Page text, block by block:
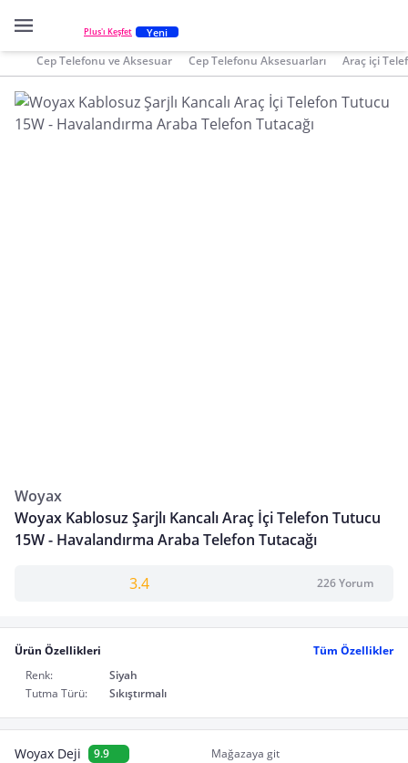
Plus'ı Keşfet Yeni
Cep Telefonu ve Aksesuar Cep Telefonu Aksesuarları Araç içi
Woyax
Woyax Kablosuz Şarjlı Kancalı Araç İçi Telefon Tutucu
15W - Havalandırma Araba Telefon Tutacağı
3.4 226 Yorum
Ürün Özellikleri
Tüm Özellikler
Renk:
Siyah
Tutma Türü:
Sıkıştırmalı
Woyax Deji 9.9 Mağazaya git